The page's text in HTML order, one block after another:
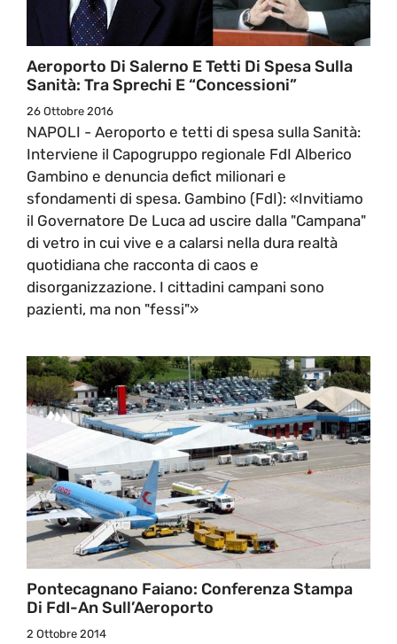
Aeroporto Di Salerno E Tetti Di Spesa Sulla
Sanità: Tra Sprechi E “concessioni”
26 Ottobre 2016
NAPOLI - Aeroporto e tetti di spesa sulla Sanità:
Interviene il Capogruppo regionale FdI Alberico
Gambino e denuncia defict milionari e
sfondamenti di spesa. Gambino (FdI): «Invitiamo
il Governatore De Luca ad uscire dalla "Campana"
di vetro in cui vive e a calarsi nella dura realtà
quotidiana che racconta di caos e
disorganizzazione. I cittadini campani sono
pazienti, ma non "fessi"»
Pontecagnano Faiano: Conferenza Stampa
Di FdI-An Sull’Aeroporto
2 Ottobre 2014